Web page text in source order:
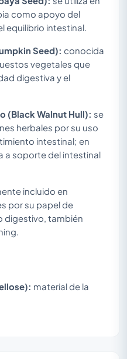
como apoyo del
equilibrio intestinal.
Seed): conocida
vegetales que
digestiva y el
(Black Walnut Hull): se
herbales por su uso
intestinal; en
a soporte del intestinal
incluido en
por su papel de
digestivo, también
material de la